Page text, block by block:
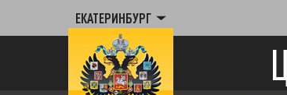
ЕКАТЕРИНБУРГ